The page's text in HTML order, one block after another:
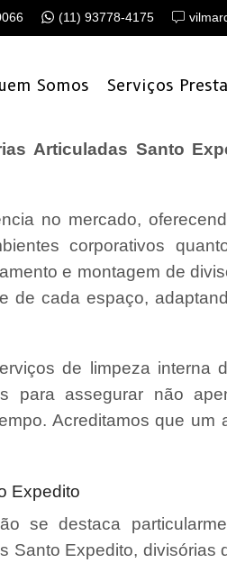
(11) 93778-4175
Somos Serviços
Articuladas Santo
no mercado,
corporativos
e montagem de
de cada espaço,
de limpeza interna
para assegurar não
Acreditamos que um
Expedito
se destaca
Santo Expedito, divisórias